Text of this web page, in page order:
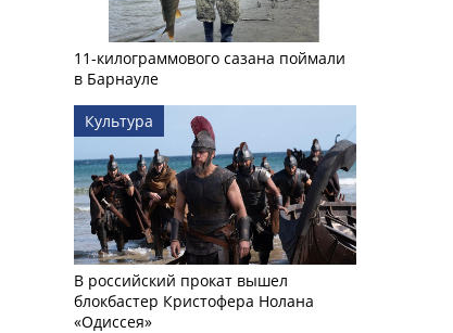
11-килограммового сазана поймали
в Барнауле
Культура
В российский прокат вышел
блокбастер Кристофера Нолана
«Одиссея»